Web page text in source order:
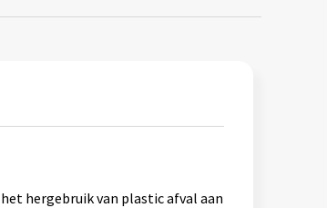
hergebruik van plastic afval aan